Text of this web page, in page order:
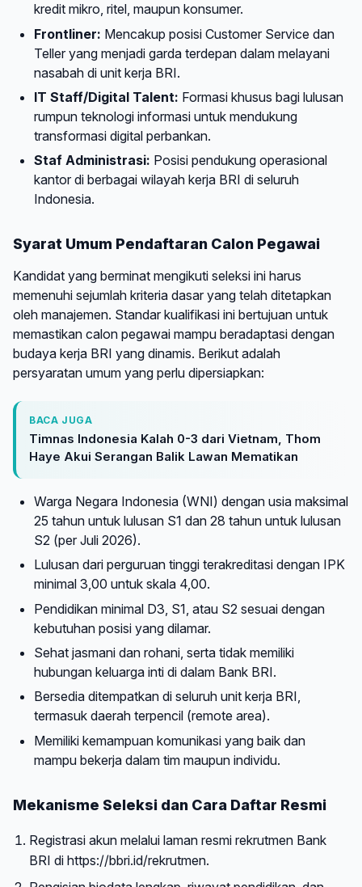
kredit mikro, ritel, maupun konsumer.
Frontliner: Mencakup posisi Customer Service dan
Teller yang menjadi garda terdepan dalam melayani
nasabah di unit kerja BRI.
IT Staff/Digital Talent: Formasi khusus bagi lulusan
rumpun teknologi informasi untuk mendukung
transformasi digital perbankan.
Staf Administrasi: Posisi pendukung operasional
kantor di berbagai wilayah kerja BRI di seluruh
Indonesia.
Syarat Umum Pendaftaran Calon Pegawai
Kandidat yang berminat mengikuti seleksi ini harus
memenuhi sejumlah kriteria dasar yang telah ditetapkan
oleh manajemen. Standar kualifikasi ini bertujuan untuk
memastikan calon pegawai mampu beradaptasi dengan
budaya kerja BRI yang dinamis. Berikut adalah
persyaratan umum yang perlu dipersiapkan:
BACA JUGA
Timnas Indonesia Kalah 0-3 dari Vietnam, Thom
Haye Akui Serangan Balik Lawan Mematikan
Warga Negara Indonesia (WNI) dengan usia maksimal
25 tahun untuk lulusan S1 dan 28 tahun untuk lulusan
S2 (per Juli 2026).
Lulusan dari perguruan tinggi terakreditasi dengan IPK
minimal 3,00 untuk skala 4,00.
Pendidikan minimal D3, S1, atau S2 sesuai dengan
kebutuhan posisi yang dilamar.
Sehat jasmani dan rohani, serta tidak memiliki
hubungan keluarga inti di dalam Bank BRI.
Bersedia ditempatkan di seluruh unit kerja BRI,
termasuk daerah terpencil (remote area).
Memiliki kemampuan komunikasi yang baik dan
mampu bekerja dalam tim maupun individu.
Mekanisme Seleksi dan Cara Daftar Resmi
Registrasi akun melalui laman resmi rekrutmen Bank
BRI di https://bbri.id/rekrutmen.